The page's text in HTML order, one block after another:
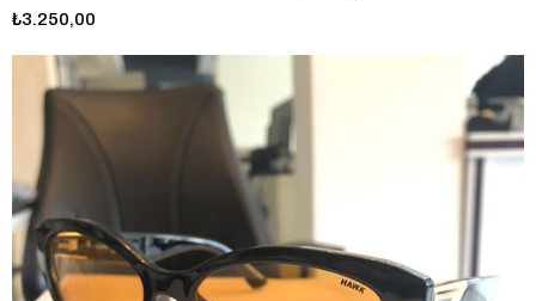
₺3.250,00